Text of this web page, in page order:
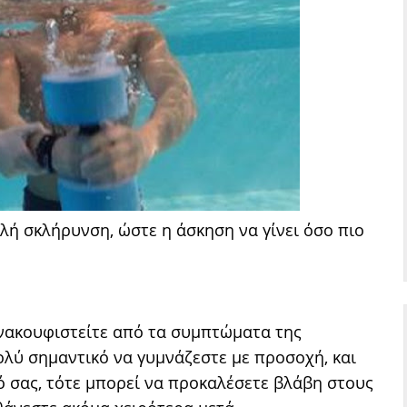
σκλήρυνση, ώστε η άσκηση να γίνει όσο πιο
από τα συμπτώματα της
σημαντικό να γυμνάζεστε με προσοχή, και
τότε μπορεί να προκαλέσετε βλάβη στους